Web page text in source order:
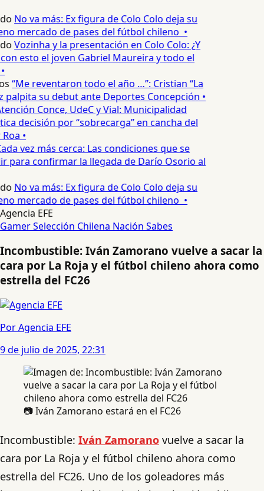
No va más: Ex figura de Colo Colo deja su
mercado de pases del fútbol chileno •
Vozinha y la presentación en Colo Colo: ¿Y
esto el joven Gabriel Maureira y todo el
“Me reventaron todo el año …”: Cristian “La
palpita su debut ante Deportes Concepción •
Conce, UdeC y Vial: Municipalidad
decisión por “sobrecarga” en cancha del
•
vez más cerca: Las condiciones que se
para confirmar la llegada de Darío Osorio al
No va más: Ex figura de Colo Colo deja su
mercado de pases del fútbol chileno •
Agencia EFE
GamerSelección Chilena Nación Sabes
Incombustible: Iván Zamorano vuelve a sacar la
cara por La Roja y el fútbol chileno ahora como
estrella del FC26
Por Agencia EFE
9 de julio de 2025, 22:31
📷 Iván Zamorano estará en el FC26
Incombustible: Iván Zamorano vuelve a sacar la
cara por La Roja y el fútbol chileno ahora como
estrella del FC26. Uno de los goleadores más